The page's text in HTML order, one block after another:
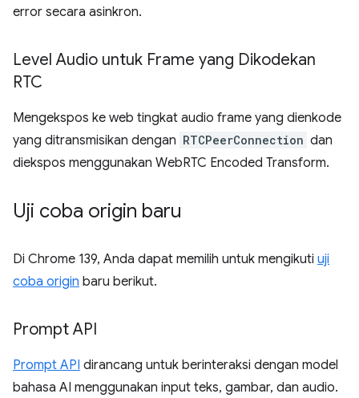
error secara asinkron.
Level Audio untuk Frame yang Dikodekan
RTC
Mengekspos ke web tingkat audio frame yang dienkode
yang ditransmisikan dengan RTCPeerConnection dan
diekspos menggunakan WebRTC Encoded Transform.
Uji coba origin baru
Di Chrome 139, Anda dapat memilih untuk mengikuti uji
coba origin baru berikut.
Prompt API
Prompt API dirancang untuk berinteraksi dengan model
bahasa AI menggunakan input teks, gambar, dan audio.